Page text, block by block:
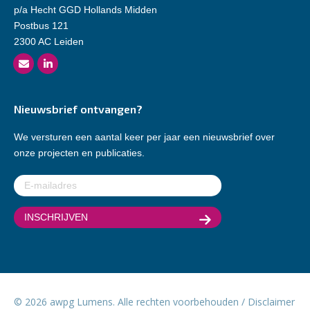
p/a Hecht GGD Hollands Midden
Postbus 121
2300 AC Leiden
Nieuwsbrief ontvangen?
We versturen een aantal keer per jaar een nieuwsbrief over
onze projecten en publicaties.
E-
mailadres(Vereist)
© 2026 awpg Lumens. Alle rechten voorbehouden / Disclaimer